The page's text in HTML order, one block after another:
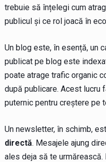
trebuie să înțelegi cum
publicul și ce rol joacă în
Un blog este, în esență, un
publicat pe blog este
poate atrage trafic organic
după publicare. Acest lucru
puternic pentru creștere pe
Un newsletter, în schimb,
directă. Mesajele ajung
ales deja să te